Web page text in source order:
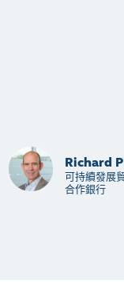
Richard
可持續發展
合作銀行